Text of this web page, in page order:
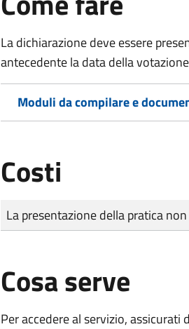
La dichiarazione deve essere
antecedente la data della
Moduli da compilare e
Costi
Tipo di pagamento
Importo
La presentazione della pratica
Cosa serve
Per accedere al servizio, assicurati